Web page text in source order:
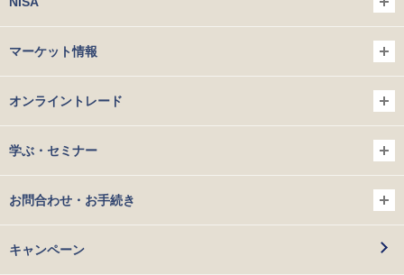
マーケット情報
オンライントレード
学ぶ・セミナー
お問合わせ・お手続き
キャンペーン